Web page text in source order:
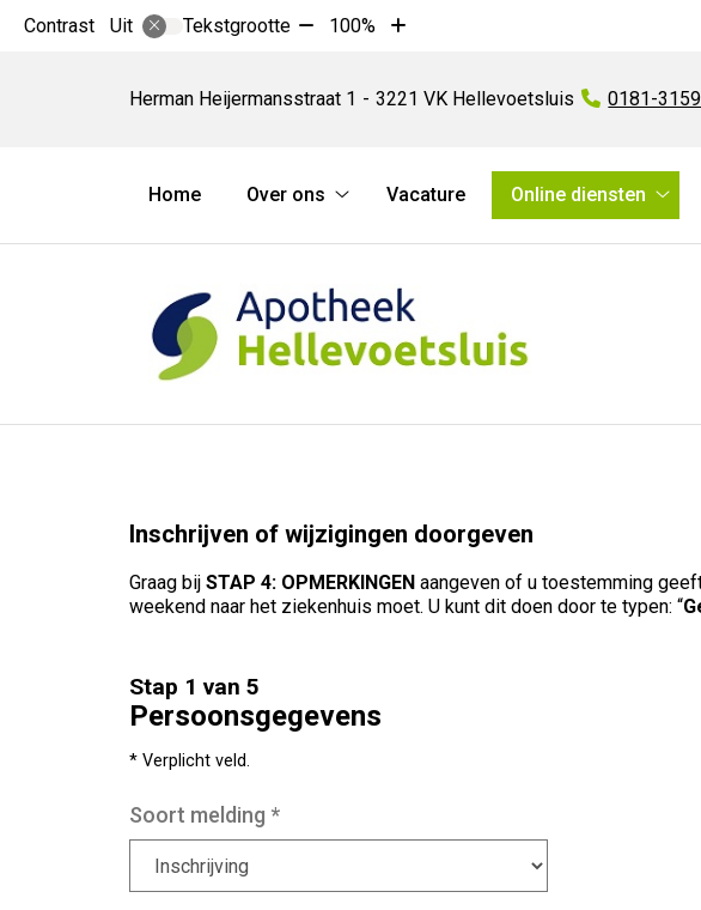
Contrast Uit Tekstgrootte Tekst
10%
100%
Tekst
10%
HellevoetsluisHerman Heijermansstraat 1 3221 VK Hellevoetsluis Tel:
0181-
Hoofdmenu
Home
Over ons
ons
Vacature
Online diensten
Inschrijven of wijzigingen doorgeven
Graag bij STAP 4: OPMERKINGEN aangeven of u toestemming
weekend naar het ziekenhuis moet. U kunt dit doen door te typen: “
Stap 1 van 5
Persoonsgegevens
* Verplicht veld.
Soort melding *